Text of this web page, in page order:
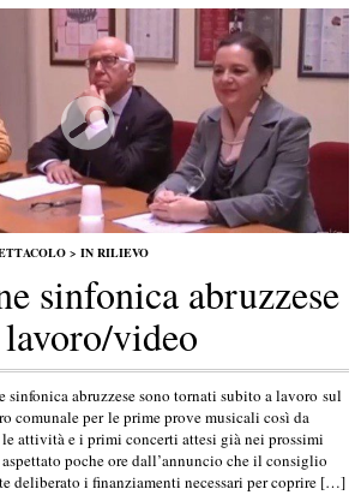
> IN RILIEVO
sinfonica abruzzese
video
abruzzese sono tornati subito a lavoro sul
comunale per le prime prove musicali così da
le attività e i primi concerti attesi già nei prossimi
poche ore dall’annuncio che il consiglio
deliberato i finanziamenti necessari per coprire […]